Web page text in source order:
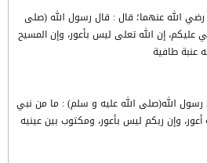
رضي الله عنهما؛ قال : قال رسول الله (صلى
عليكم، إن الله تعلى ليس بأعور، وإن المسيح
عنبة طافية
الله(صلى الله عليه و سلم) : ما من نبي
أعور، وإن ربكم ليس بأعور، ومكتوب بين عينيه